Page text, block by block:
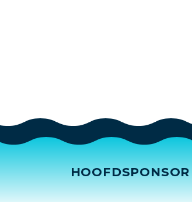
HOOFDSPONSOR